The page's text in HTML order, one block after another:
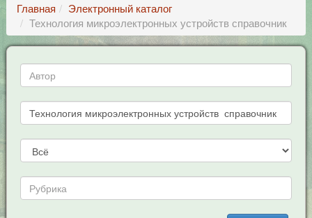
Главная
Электронный каталог
Технология микроэлектронных устройств справочник